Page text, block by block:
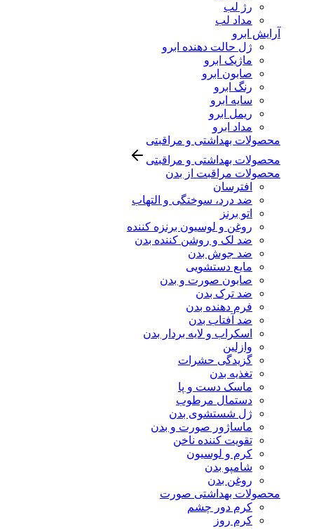
رژ لب
مداد لب
آرایش ابرو
ژل حالت دهنده ابرو
ماژیک ابرو
صابون ابرو
رنگ ابرو
سایه ابرو
ریمل ابرو
مداد ابرو
محصولات بهداشتی و مراقبتی
محصولات بهداشتی و مراقبتی
محصولات مراقبت از بدن
افترسان
ضد درد، سوختگی و التهاب
اتو برنز
روغن و لوسیون برنزه کننده
ضد لک و روشن کننده بدن
ضد جوش بدن
مایع دستشویی
صابون صورت و بدن
ضد ترک بدن
فرم دهنده بدن
ضد آفتاب بدن
اسکراب و لایه بردار بدن
وازلین
گزیدگی حشرات
تغذیه بدن
ماسک دست و پا
دستمال مرطوب
ژل شستشوی بدن
ماساژور صورت و بدن
تقویت کننده ناخن
کرم و لوسیون
شامپو بدن
روغن بدن
محصولات بهداشتی صورت
کرم دور چشم
کرم روز